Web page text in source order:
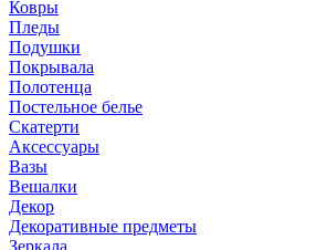
Ковры
Пледы
Подушки
Покрывала
Полотенца
Постельное белье
Скатерти
Аксессуары
Вазы
Вешалки
Декор
Декоративные предметы
Зеркала